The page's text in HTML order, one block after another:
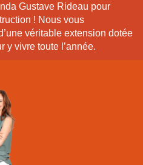
Gustave Rideau pour
! Nous vous
véritable extension dotée
y vivre toute l’année.